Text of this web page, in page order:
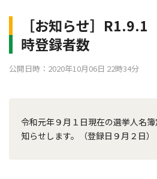
［お知らせ］
時登録者数
公開日時：2020年10月06日 22時34分
令和元年９月１日現在の選挙人名
知らせします。（登録日９月２日）